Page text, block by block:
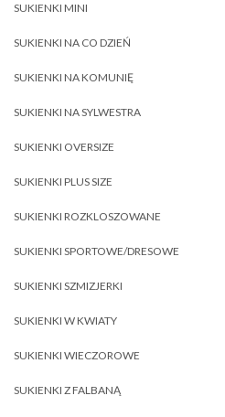
SUKIENKI MINI
SUKIENKI NA CO DZIEŃ
SUKIENKI NA KOMUNIĘ
SUKIENKI NA SYLWESTRA
SUKIENKI OVERSIZE
SUKIENKI PLUS SIZE
SUKIENKI ROZKLOSZOWANE
SUKIENKI SPORTOWE/DRESOWE
SUKIENKI SZMIZJERKI
SUKIENKI W KWIATY
SUKIENKI WIECZOROWE
SUKIENKI Z FALBANĄ